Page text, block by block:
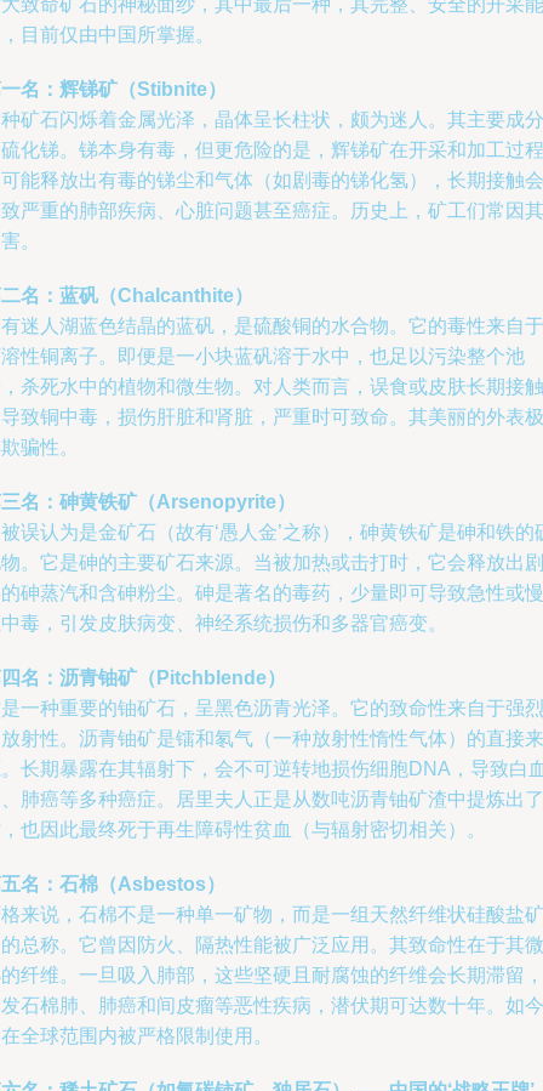
致命矿石的神秘面纱，其中最后一种，其完整、安全的开采能
目前仅由中国所掌握。
名：辉锑矿（Stibnite）
矿石闪烁着金属光泽，晶体呈长柱状，颇为迷人。其主要成分
化锑。锑本身有毒，但更危险的是，辉锑矿在开采和加工过程
能释放出有毒的锑尘和气体（如剧毒的锑化氢），长期接触会
严重的肺部疾病、心脏问题甚至癌症。历史上，矿工们常因其
。
名：蓝矾（Chalcanthite）
迷人湖蓝色结晶的蓝矾，是硫酸铜的水合物。它的毒性来自于
性铜离子。即便是一小块蓝矾溶于水中，也足以污染整个池
杀死水中的植物和微生物。对人类而言，误食或皮肤长期接触
致铜中毒，损伤肝脏和肾脏，严重时可致命。其美丽的外表极
骗性。
名：砷黄铁矿（Arsenopyrite）
误认为是金矿石（故有‘愚人金’之称），砷黄铁矿是砷和铁的
。它是砷的主要矿石来源。当被加热或击打时，它会释放出剧
砷蒸汽和含砷粉尘。砷是著名的毒药，少量即可导致急性或慢
毒，引发皮肤病变、神经系统损伤和多器官癌变。
名：沥青铀矿（Pitchblende）
一种重要的铀矿石，呈黑色沥青光泽。它的致命性来自于强烈
射性。沥青铀矿是镭和氡气（一种放射性惰性气体）的直接来
长期暴露在其辐射下，会不可逆转地损伤细胞DNA，导致白
肺癌等多种癌症。居里夫人正是从数吨沥青铀矿渣中提炼出了
也因此最终死于再生障碍性贫血（与辐射密切相关）。
名：石棉（Asbestos）
来说，石棉不是一种单一矿物，而是一组天然纤维状硅酸盐矿
总称。它曾因防火、隔热性能被广泛应用。其致命性在于其微
纤维。一旦吸入肺部，这些坚硬且耐腐蚀的纤维会长期滞留，
石棉肺、肺癌和间皮瘤等恶性疾病，潜伏期可达数十年。如今
全球范围内被严格限制使用。